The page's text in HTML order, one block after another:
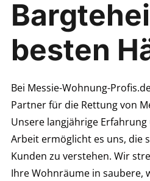
besten
Bei Messie-Wohnung-
Partner für die Rettung von
Unsere langjährige
Arbeit ermöglicht es uns, die
Kunden zu verstehen. Wir
Ihre Wohnräume in saubere,